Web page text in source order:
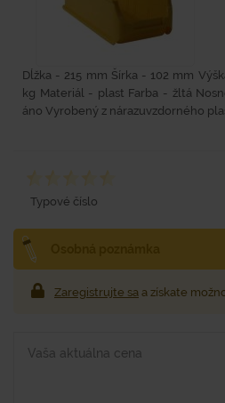
Dĺžka - 215 mm Šírka - 102 mm
kg Materiál - plast Farba - žltá
áno Vyrobený z nárazuvzdorného
Typové číslo
Zaregistrujte sa a získate
Vaša aktuálna cena